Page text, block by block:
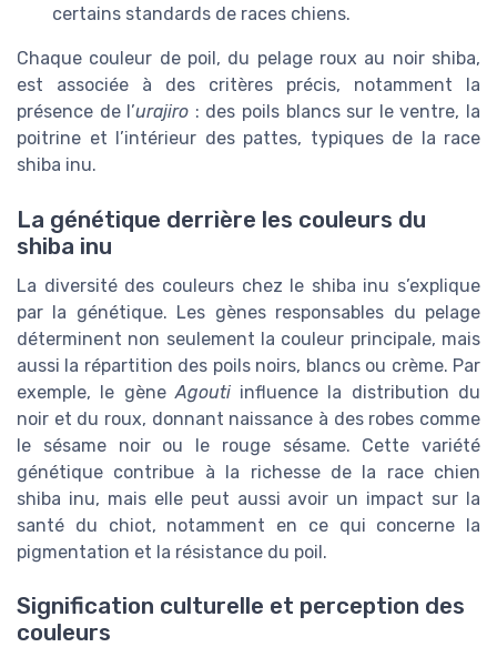
certains standards de races chiens.
Chaque couleur de poil, du pelage roux au noir shiba,
est associée à des critères précis, notamment la
présence de l’urajiro : des poils blancs sur le ventre, la
poitrine et l’intérieur des pattes, typiques de la race
shiba inu.
La génétique derrière les couleurs du
shiba inu
La diversité des couleurs chez le shiba inu s’explique
par la génétique. Les gènes responsables du pelage
déterminent non seulement la couleur principale, mais
aussi la répartition des poils noirs, blancs ou crème. Par
exemple, le gène Agoutiinfluence la distribution du
noir et du roux, donnant naissance à des robes comme
le sésame noir ou le rouge sésame. Cette variété
génétique contribue à la richesse de la race chien
shiba inu, mais elle peut aussi avoir un impact sur la
santé du chiot, notamment en ce qui concerne la
pigmentation et la résistance du poil.
Signification culturelle et perception des
couleurs